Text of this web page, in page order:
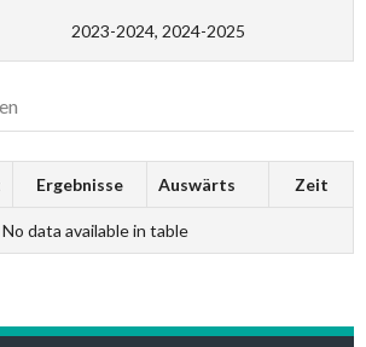
2023-2024, 2024-2025
Ergebnisse Auswärts Zeit
No data available in table